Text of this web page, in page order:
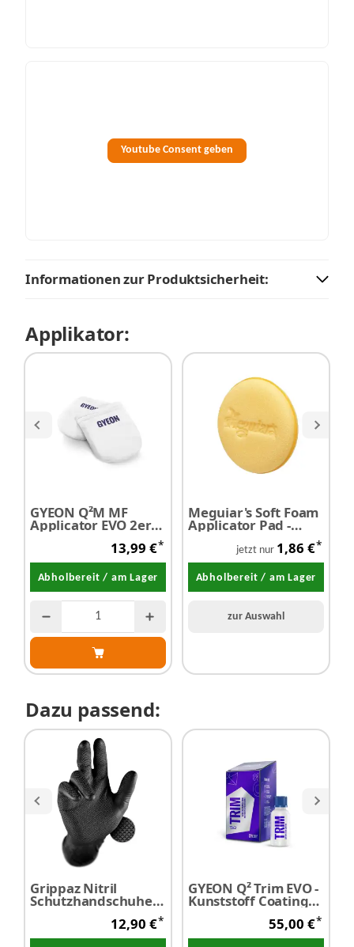
Youtube Consent geben
Informationen zur Produktsicherheit:
Applikator:
GYEON Q²M MF
Applicator EVO 2er
pack
13,99 €*
Abholbereit / am Lager
Meguiar's Soft Foam
Applicator Pad -
Applikator 1 Stück
jetzt nur 1,86 €*
Abholbereit / am Lager
zur Auswahl
Dazu passend:
Grippaz Nitril
Schutzhandschuhe
schwarz 50 Stück
12,90 €*
GYEON Q² Trim EVO -
Kunststoff Coating
55,00 €*